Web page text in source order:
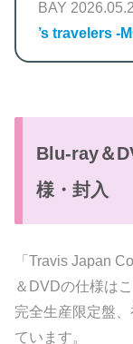
BAY
’s travelers -
Blu-ray＆
様・封入
「Travis Japan
＆DVDの仕様はこ
完全生産限定盤
ています。